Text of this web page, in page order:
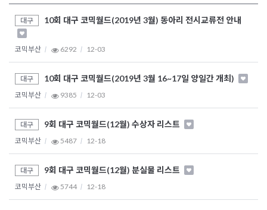
대구 10회 대구 코믹월드(2019년 3월) 동아리 전시교류전 안내
코믹부산 6292 12-03
대구 10회 대구 코믹월드(2019년 3월 16~17일 양일간 개최)
코믹부산 9385 12-03
대구 9회 대구 코믹월드(12월) 수상자 리스트
코믹부산 5487 12-18
대구 9회 대구 코믹월드(12월) 분실물 리스트
코믹부산 5744 12-18